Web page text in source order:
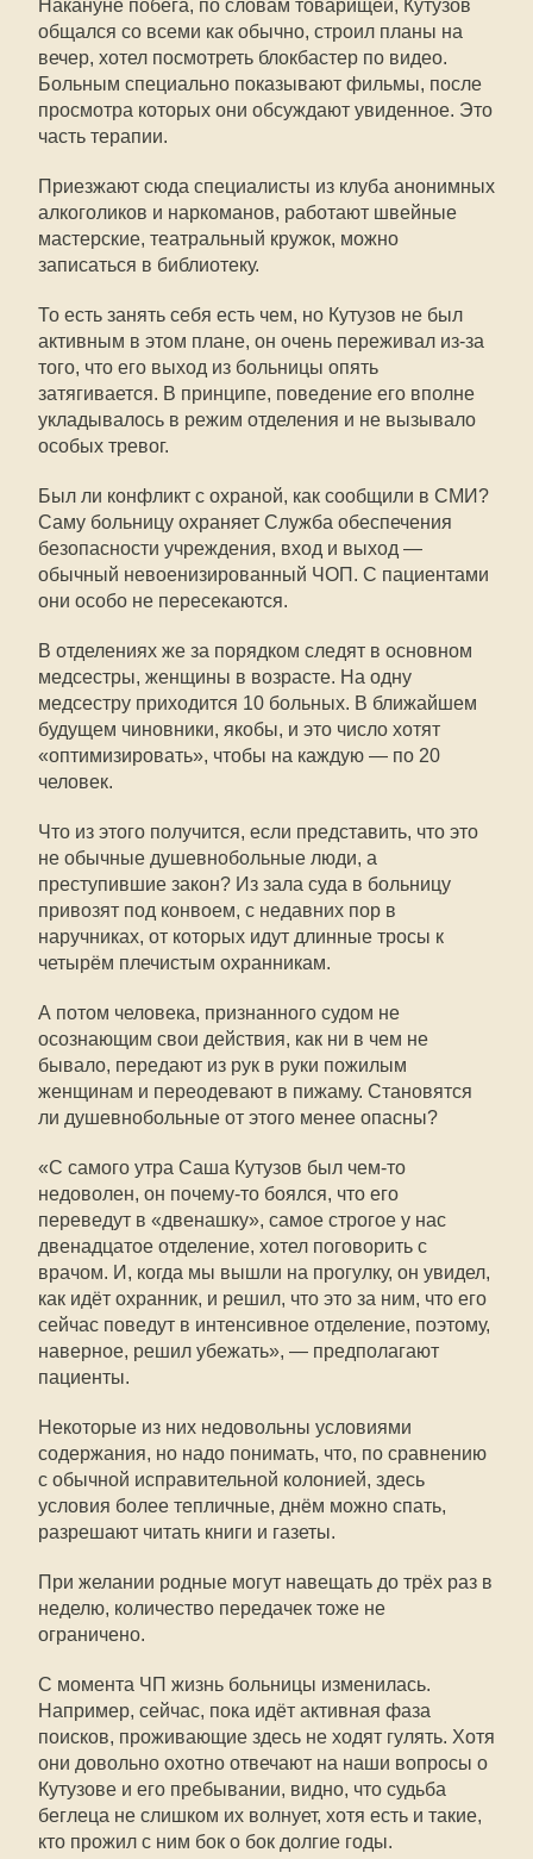
Накануне побега, по словам товарищей, Кутузов
общался со всеми как обычно, строил планы на
вечер, хотел посмотреть блокбастер по видео.
Больным специально показывают фильмы, после
просмотра которых они обсуждают увиденное. Это
часть терапии.
Приезжают сюда специалисты из клуба анонимных
алкоголиков и наркоманов, работают швейные
мастерские, театральный кружок, можно
записаться в библиотеку.
То есть занять себя есть чем, но Кутузов не был
активным в этом плане, он очень переживал из-за
того, что его выход из больницы опять
затягивается. В принципе, поведение его вполне
укладывалось в режим отделения и не вызывало
особых тревог.
Был ли конфликт с охраной, как сообщили в СМИ?
Саму больницу охраняет Служба обеспечения
безопасности учреждения, вход и выход —
обычный невоенизированный ЧОП. С пациентами
они особо не пересекаются.
В отделениях же за порядком следят в основном
медсестры, женщины в возрасте. На одну
медсестру приходится 10 больных. В ближайшем
будущем чиновники, якобы, и это число хотят
«оптимизировать», чтобы на каждую — по 20
человек.
Что из этого получится, если представить, что это
не обычные душевнобольные люди, а
преступившие закон? Из зала суда в больницу
привозят под конвоем, с недавних пор в
наручниках, от которых идут длинные тросы к
четырём плечистым охранникам.
А потом человека, признанного судом не
осознающим свои действия, как ни в чем не
бывало, передают из рук в руки пожилым
женщинам и переодевают в пижаму. Становятся
ли душевнобольные от этого менее опасны?
«С самого утра Саша Кутузов был чем-то
недоволен, он почему-то боялся, что его
переведут в «двенашку», самое строгое у нас
двенадцатое отделение, хотел поговорить с
врачом. И, когда мы вышли на прогулку, он увидел,
как идёт охранник, и решил, что это за ним, что его
сейчас поведут в интенсивное отделение, поэтому,
наверное, решил убежать», — предполагают
пациенты.
Некоторые из них недовольны условиями
содержания, но надо понимать, что, по сравнению
с обычной исправительной колонией, здесь
условия более тепличные, днём можно спать,
разрешают читать книги и газеты.
При желании родные могут навещать до трёх раз в
неделю, количество передачек тоже не
ограничено.
С момента ЧП жизнь больницы изменилась.
Например, сейчас, пока идёт активная фаза
поисков, проживающие здесь не ходят гулять. Хотя
они довольно охотно отвечают на наши вопросы о
Кутузове и его пребывании, видно, что судьба
беглеца не слишком их волнует, хотя есть и такие,
кто прожил с ним бок о бок долгие годы.